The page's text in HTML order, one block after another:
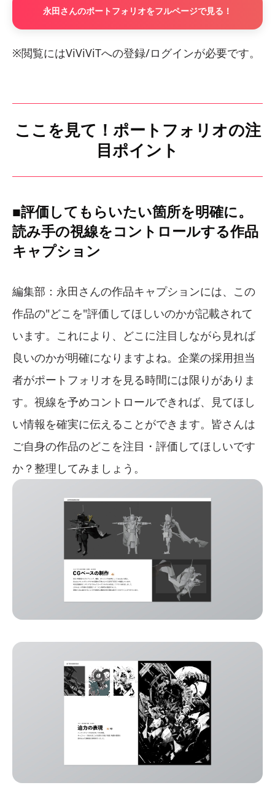
永田さんのポートフォリオをフルページで見る！
※閲覧にはViViViTへの登録/ログインが必要です。
ここを見て！ポートフォリオの注
目ポイント
■評価してもらいたい箇所を明確に。
読み手の視線をコントロールする作品
キャプション
編集部：永田さんの作品キャプションには、この
作品の"どこを"評価してほしいのかが記載されて
います。これにより、どこに注目しながら見れば
良いのかが明確になりますよね。企業の採用担当
者がポートフォリオを見る時間には限りがありま
す。視線を予めコントロールできれば、見てほし
い情報を確実に伝えることができます。皆さんは
ご自身の作品のどこを注目・評価してほしいです
か？整理してみましょう。